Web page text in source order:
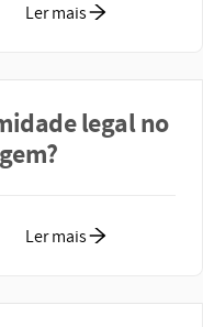
Ler mais
legal no
Ler mais